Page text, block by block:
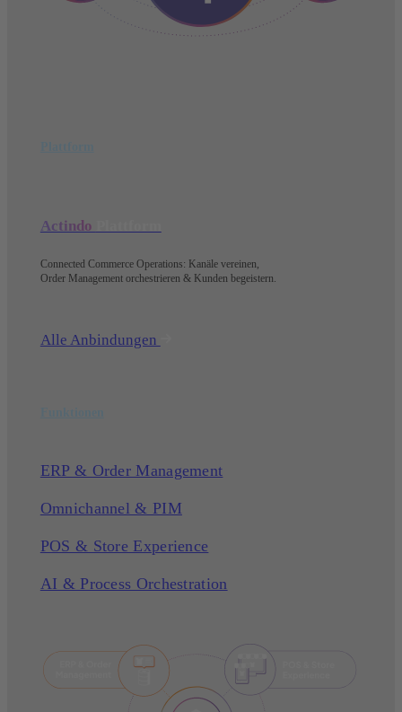
Actindo
Connected Commerce Operations: Kanäle vereinen,
Order Management orchestrieren & Kunden begeistern.
Alle Anbindungen
ERP & Order Management
Omnichannel & PIM
POS & Store Experience
AI & Process Orchestration